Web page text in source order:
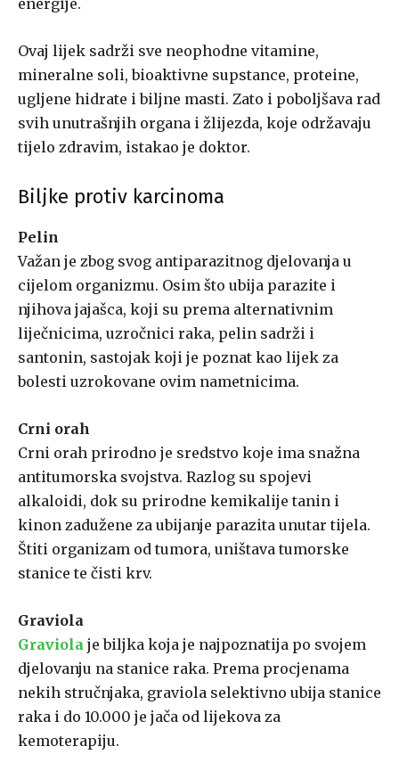
energije.
Ovaj lijek sadrži sve neophodne vitamine,
mineralne soli, bioaktivne supstance, proteine,
ugljene hidrate i biljne masti. Zato i poboljšava rad
svih unutrašnjih organa i žlijezda, koje održavaju
tijelo zdravim, istakao je doktor.
Biljke protiv karcinoma
Pelin
Važan je zbog svog antiparazitnog djelovanja u
cijelom organizmu. Osim što ubija parazite i
njihova jajašca, koji su prema alternativnim
liječnicima, uzročnici raka, pelin sadrži i
santonin, sastojak koji je poznat kao lijek za
bolesti uzrokovane ovim nametnicima.
Crni orah
Crni orah prirodno je sredstvo koje ima snažna
antitumorska svojstva. Razlog su spojevi
alkaloidi, dok su prirodne kemikalije tanin i
kinon zadužene za ubijanje parazita unutar tijela.
Štiti organizam od tumora, uništava tumorske
stanice te čisti krv.
Graviola
Graviola je biljka koja je najpoznatija po svojem
djelovanju na stanice raka. Prema procjenama
nekih stručnjaka, graviola selektivno ubija stanice
raka i do 10.000 je jača od lijekova za
kemoterapiju.